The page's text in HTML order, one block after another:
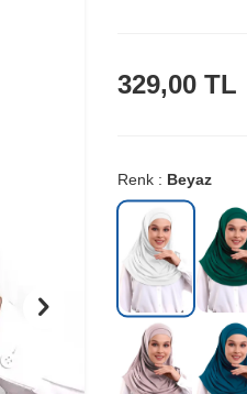
329,00 TL
Renk : Beyaz